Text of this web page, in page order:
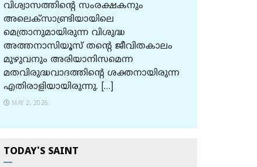
വിശ്വാസത്തിന്റെ സംരക്ഷകനും
അലെക്സാണ്ട്രിയായിലെ
മെത്രാനുമായിരുന്ന വിശുദ്ധ
അത്തനാസിയൂസ് തന്റെ ജീവിതകാലം
മുഴുവനും അരിയാനിസമെന്ന
മതവിരുദ്ധവാദത്തിന്റെ ശക്തനായിരുന്ന
എതിരാളിയായിരുന്നു. […]
MAY 2, 2026
TODAY'S SAINT